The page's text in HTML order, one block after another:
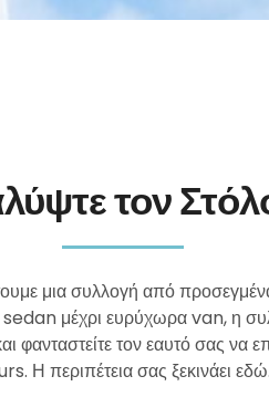
τον
μια συλλογή από
μέχρι ευρύχωρα van, η
τον εαυτό σας να
Η περιπέτεια σας ξεκινάει εδώ.